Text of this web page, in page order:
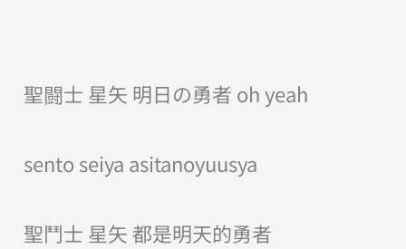
聖闘士 星矢 明日の勇者 oh yeah
sento seiya asitanoyuusya
聖鬥士 星矢 都是明天的勇者